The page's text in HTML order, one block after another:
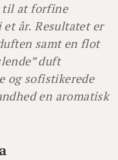
til at forfine
år. Resultatet er
samt en flot
duft
og sofistikerede
en aromatisk